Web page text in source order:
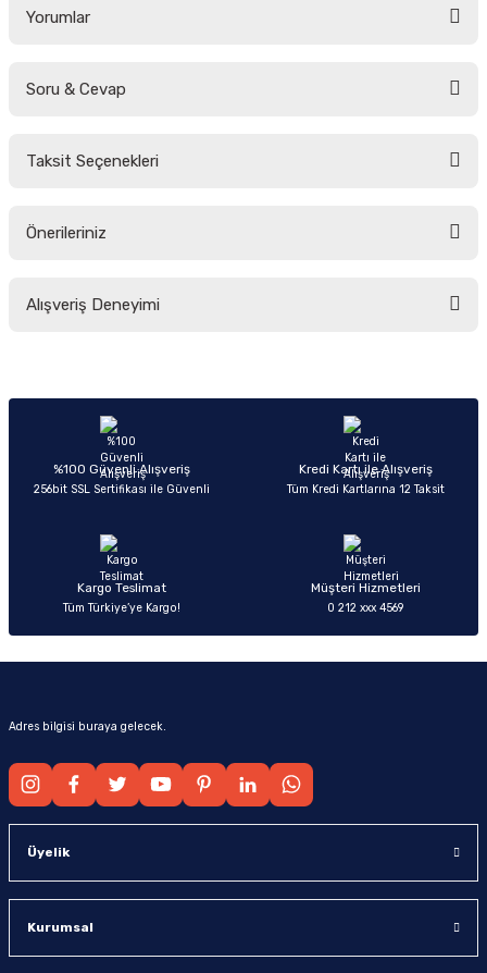
Yorumlar
Soru & Cevap
Taksit Seçenekleri
Önerileriniz
yetersiz gördüğünüz noktaları öneri formunu kullanarak tarafımıza
Ürün açıklamasında eksik bilgiler bulunuyor.
Ürün bilgilerinde hatalar bulunuyor.
Ürün fiyatı diğer sitelerden daha pahalı.
Alışveriş Deneyimi
%100 Güvenli Alışveriş
256bit SSL Sertifikası ile Güvenli
Kredi Kartı ile Alışveriş
Tüm Kredi Kartlarına 12 Taksit
Kargo Teslimat
Tüm Türkiye’ye Kargo!
Müşteri Hizmetleri
0 212 xxx 4569
Adres bilgisi buraya gelecek.
Üyelik
Kurumsal